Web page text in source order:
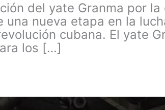
del yate Granma por
una nueva etapa en la
cubana. El yate
los […]